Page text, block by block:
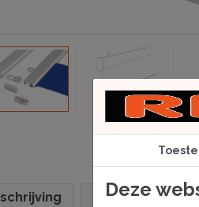
Specificaties
Deze